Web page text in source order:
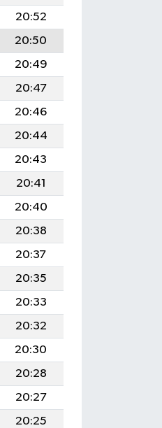
20:52
20:50
20:49
20:47
20:46
20:44
20:43
20:41
20:40
20:38
20:37
20:35
20:33
20:32
20:30
20:28
20:27
20:25